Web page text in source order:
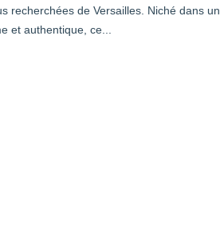
recherchées de Versailles. Niché dans un
et authentique, ce...